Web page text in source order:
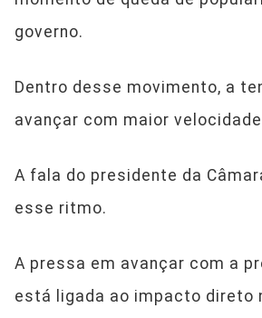
governo.
Dentro desse movimento, a
avançar com maior
A fala do presidente da
esse ritmo.
A pressa em avançar com a
está ligada ao impacto direto